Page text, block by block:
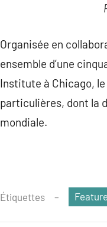
Organisée en
ensemble d’une
Institute à Chicago,
particulières, dont la
mondiale.
Étiquettes